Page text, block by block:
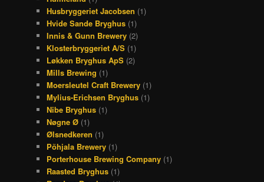
Husbryggeriet Jacobsen (1)
Hvide Sande Bryghus (1)
Innis & Gunn Brewery (2)
Klosterbryggeriet A/S (1)
Løkken Bryghus ApS (2)
Mills Brewing (1)
Moersleutel Craft Brewery (1)
Mylius-Erichsen Bryghus (1)
Nibe Bryghus (1)
Nøgne Ø (1)
Ølsnedkeren (1)
Põhjala Brewery (1)
Porterhouse Brewing Company (1)
Raasted Bryghus (1)